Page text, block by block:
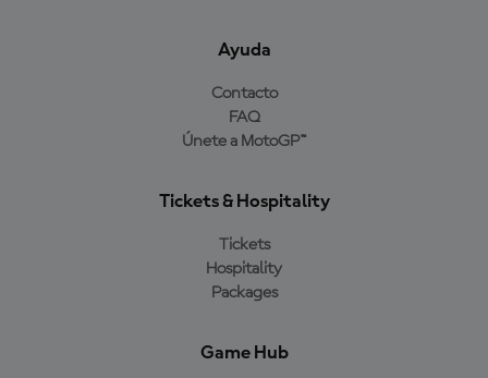
Ayuda
Contacto
FAQ
Únete a MotoGP™
Tickets & Hospitality
Tickets
Hospitality
Packages
Game Hub